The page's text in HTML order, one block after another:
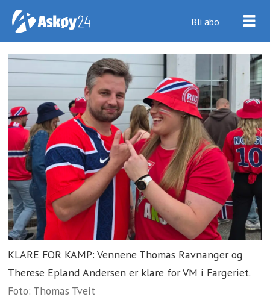
Bli abo
KLARE FOR KAMP: Vennene Thomas Ravnanger og
Therese Epland Andersen er klare for VM i Fargeriet.
Foto: Thomas Tveit